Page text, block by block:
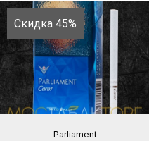
Скидка 45%
Parliament